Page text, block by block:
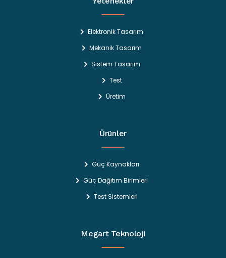
Elektronik Tasarım
Mekanik Tasarım
Sistem Tasarım
Test
Üretim
Ürünler
Güç Kaynakları
Güç Dağıtım Birimleri
Test Sistemleri
Megart Teknoloji